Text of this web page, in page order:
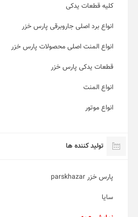
کلیه قطعات یدکی
انواع برد اصلی جاروبرقی پارس خزر
انواع المنت اصلی محصولات پارس خزر
قطعات یدکی پارس خزر
انواع المنت
انواع موتور
تولید کننده ها
پارس خزر parskhazar
سایا